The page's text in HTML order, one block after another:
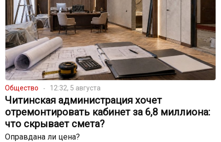
Общество 12:32, 5 августа
Читинская администрация хочет
отремонтировать кабинет за 6,8 миллиона:
что скрывает смета?
Оправдана ли цена?